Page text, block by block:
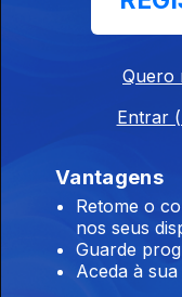
Quero
Entrar
Vantagens
Retome o
nos seus
Guarde
Aceda à